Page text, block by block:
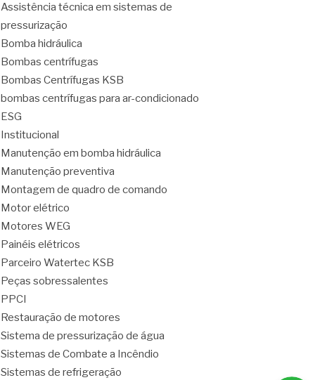
Assistência técnica em sistemas de
pressurização
Bomba hidráulica
Bombas centrífugas
Bombas Centrífugas KSB
bombas centrífugas para ar-condicionado
ESG
Institucional
Manutenção em bomba hidráulica
Manutenção preventiva
Montagem de quadro de comando
Motor elétrico
Motores WEG
Painéis elétricos
Parceiro Watertec KSB
Peças sobressalentes
PPCI
Restauração de motores
Sistema de pressurização de água
Sistemas de Combate a Incêndio
Sistemas de refrigeração